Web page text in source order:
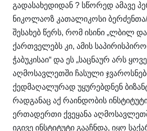
გადასახედიდან ? სწორედ ამავე
ნიკოლაოზ კათალიკოსი
შესახებ წერს, რომ ისინი „ლბილ
ქართველებს კი, ამის
ჭაბუკისაი“ და ეს „საცნაურ არს
აღმოსავლეთში ჩასული
ქედმაღალურად უყურებდნენ
რადგანაც აქ რაინდობის
ერთადერთი ქვეყანა
იგივე ინსტიტუტი გააჩნდა, იყო